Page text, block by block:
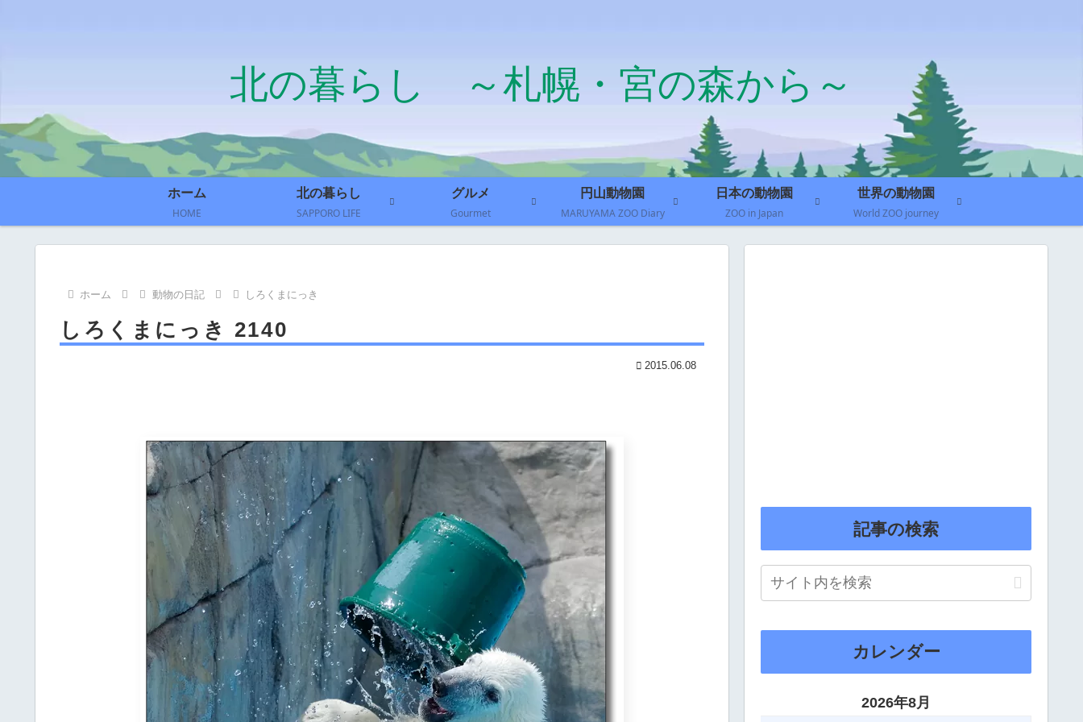
北の暮らし ～札幌・宮の森から～
ホーム
HOME
北の暮らし
SAPPORO LIFE
グルメ
Gourmet
円山動物園
MARUYAMA ZOO Diary
日本の動物園
ZOO in Japan
世界の動物園
World ZOO journey
ホーム 動物の日記 しろくまにっき
しろくまにっき 2140
2015.06.08
記事の検索
カレンダー
2026年8月